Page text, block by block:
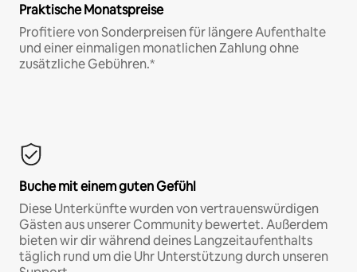
Praktische Monatspreise
Profitiere von Sonderpreisen für längere Aufenthalte
und einer einmaligen monatlichen Zahlung ohne
zusätzliche Gebühren.*
Buche mit einem guten Gefühl
Diese Unterkünfte wurden von vertrauenswürdigen
Gästen aus unserer Community bewertet. Außerdem
bieten wir dir während deines Langzeitaufenthalts
täglich rund um die Uhr Unterstützung durch unseren